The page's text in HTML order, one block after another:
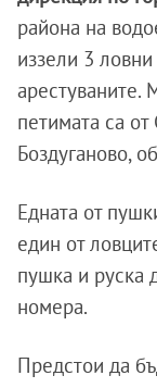
района на
иззели 3
арестуваните.
петимата са
Боздуганово,
Едната от
един от
пушка и руска
номера.
Предстои да